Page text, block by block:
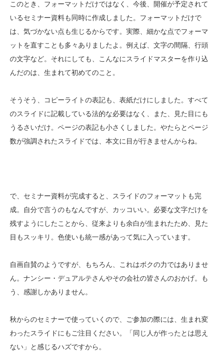
このとき、フォーマットだけではなく、今後、開催が予定されて
いるセミナー資料も同時に作成しました。フォーマットだけで
は、気づかない点も生じるからです。実際、細かな点でフォーマ
ットを直すことも多々ありましたよ。例えば、文字の間隔、行頭
の文字など。それにしても、こんなにスライドマスターを作り込
んだのは、生まれて初めてのこと。
そうそう、コピーライトの表記も、表紙だけにしました。すべて
のスライドに記載している法的な必要はなく、また、見た目にも
うるさいだけ。ページの表記も小さくしました。やたらとページ
数が強調されたスライドでは、本文に目が行きませんからね。
で、セミナー資料が完成すると、スライドのフォーマットも完
成。自分で言うのもなんですが、カッコいい。必要な文字だけを
残すようにしたことから、従来よりも余白が生まれたため、見た
目もスッキリ。色使いも統一感があって気に入っています。
自画自賛のようですが、もちろん、これはボクの力ではありませ
ん。ナンシー・デュアルテさんやその会社の皆さんのおかげ。も
う、感謝しかありません。
秋からのセミナーで使っていくので、ご参加の際には、生まれ変
わったスライドにもご注目ください。「同じ人が作ったとは思え
ない」と感じるハズですから。